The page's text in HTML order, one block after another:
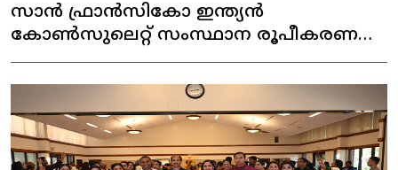
സാൻ ഫ്രാൻസികോ ഇന്ത്യൻ
കോൺസുലെറ്റ് സംസ്ഥാന രൂപീകരണ
ദിനമാഘോഷിച്ചു